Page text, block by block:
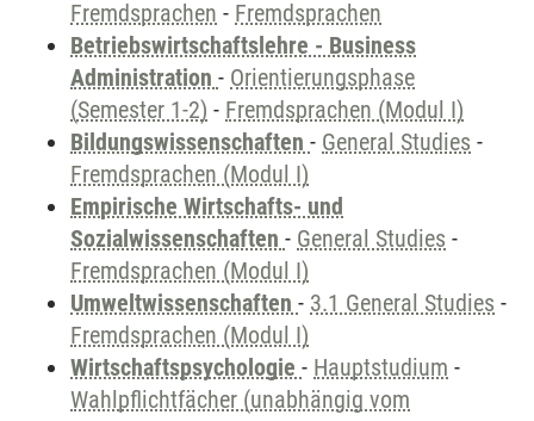
Fremdsprachen - Fremdsprachen
Betriebswirtschaftslehre - Business
Administration - Orientierungsphase
(Semester 1-2) - Fremdsprachen (Modul I)
Bildungswissenschaften - General Studies -
Fremdsprachen (Modul I)
Empirische Wirtschafts- und
Sozialwissenschaften - General Studies -
Fremdsprachen (Modul I)
Umweltwissenschaften - 3.1 General Studies -
Fremdsprachen (Modul I)
Wirtschaftspsychologie - Hauptstudium -
Wahlpflichtfächer (unabhängig vom